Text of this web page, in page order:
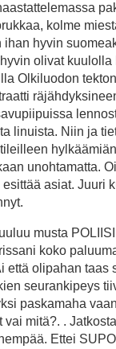
kolme
ihan hyvin
olivat kuulolla
Olkiluodon
linuista. Niin ja
unohtamatta.
asiat. Juuri
musta
koko
että olipahan taas
seurankipeys
paskamaha
vai mitä?. .
Ettei